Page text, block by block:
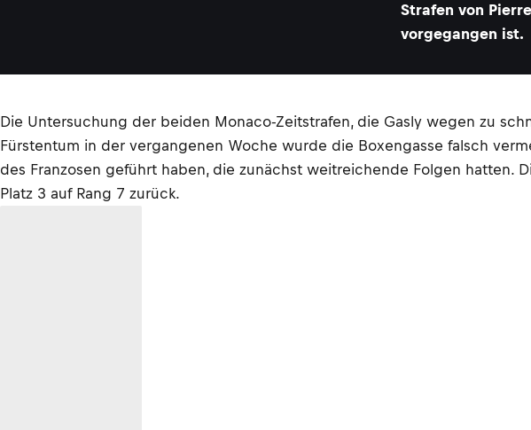
Strafen von
vorgegangen ist.
Die Untersuchung der beiden Monaco-Zeitstrafen, die Gasly wegen zu
Fürstentum in der vergangenen Woche wurde die Boxengasse falsch
des Franzosen geführt haben, die zunächst weitreichende Folgen hatten.
Platz 3 auf Rang 7 zurück.